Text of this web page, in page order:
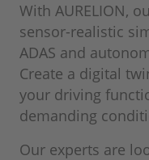
With AURELION,
sensor-realistic
ADAS and
Create a digital
your driving
demanding
Our experts are